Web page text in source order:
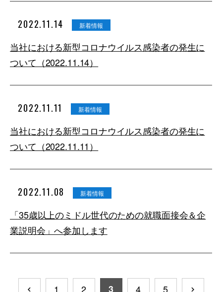
2022.11.14 新着情報
当社における新型コロナウイルス感染者の発生に
ついて（2022.11.14）
2022.11.11 新着情報
当社における新型コロナウイルス感染者の発生に
ついて（2022.11.11）
2022.11.08 新着情報
「35歳以上のミドル世代のための就職面接会＆企
業説明会」へ参加します
1 2 3 4 5